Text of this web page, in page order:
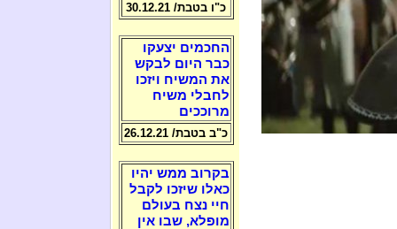
כ"ו בטבת/ 30.12.21
החכמים יצעקו
כבר היום לבקש
את המשיח ויזכו
לחבלי משיח
מרוככים
כ"ב בטבת/ 26.12.21
בקרוב ממש יהיו
כאלו שיזכו לקבל
חיי נצח בעולם
מופלא, שבו אין